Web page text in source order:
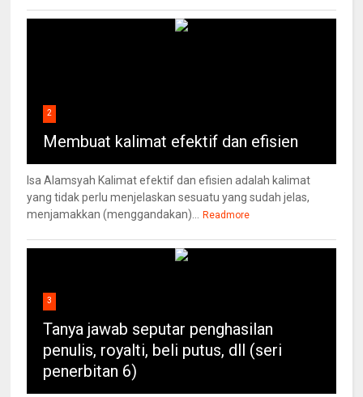
2
Membuat kalimat efektif dan efisien
Isa Alamsyah Kalimat efektif dan efisien adalah kalimat
yang tidak perlu menjelaskan sesuatu yang sudah jelas,
menjamakkan (menggandakan)...
Readmore
3
Tanya jawab seputar penghasilan
penulis, royalti, beli putus, dll (seri
penerbitan 6)